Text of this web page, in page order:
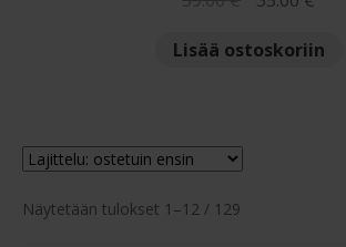
oli:
on:
Lisää ostoskoriin
Näytetään tulokset 1–12 / 129